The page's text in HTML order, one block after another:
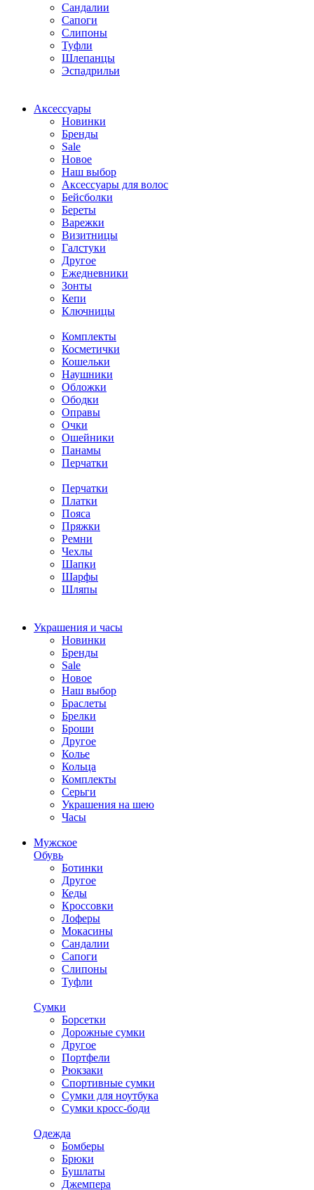
Сандалии
Сапоги
Слипоны
Туфли
Шлепанцы
Эспадрильи
Аксессуары
Новинки
Бренды
Sale
Новое
Наш выбор
Аксессуары для волос
Бейсболки
Береты
Варежки
Визитницы
Галстуки
Другое
Ежедневники
Зонты
Кепи
Ключницы
Комплекты
Косметички
Кошельки
Наушники
Обложки
Ободки
Оправы
Очки
Ошейники
Панамы
Перчатки
Перчатки
Платки
Пояса
Пряжки
Ремни
Чехлы
Шапки
Шарфы
Шляпы
Украшения и часы
Новинки
Бренды
Sale
Новое
Наш выбор
Браслеты
Брелки
Броши
Другое
Колье
Кольца
Комплекты
Серьги
Украшения на шею
Часы
Мужское
Обувь
Ботинки
Другое
Кеды
Кроссовки
Лоферы
Мокасины
Сандалии
Сапоги
Слипоны
Туфли
Сумки
Борсетки
Дорожные сумки
Другое
Портфели
Рюкзаки
Спортивные сумки
Сумки для ноутбука
Сумки кросс-боди
Одежда
Бомберы
Брюки
Бушлаты
Джемпера